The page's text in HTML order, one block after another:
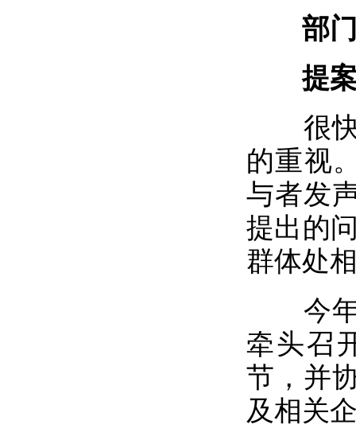
部
提案
很快
的重视
与者发
提出的
群体处
今年
牵头召
节，并
及相关